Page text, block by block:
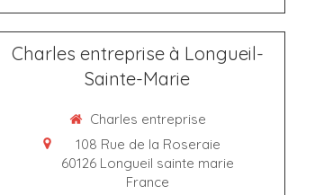
Charles entreprise à Longueil-
Sainte-Marie
Charles entreprise
108 Rue de la Roseraie
60126 Longueil sainte marie
France